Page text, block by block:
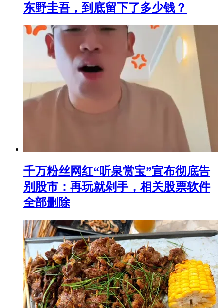
东野圭吾，到底留下了多少钱？
千万粉丝网红“听泉赏宝”宣布彻底告
别股市：再玩就剁手，相关股票软件
全部删除